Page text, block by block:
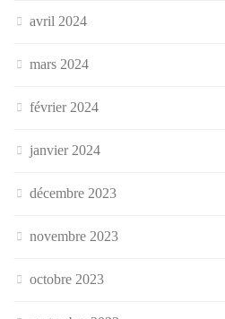
avril 2024
mars 2024
février 2024
janvier 2024
décembre 2023
novembre 2023
octobre 2023